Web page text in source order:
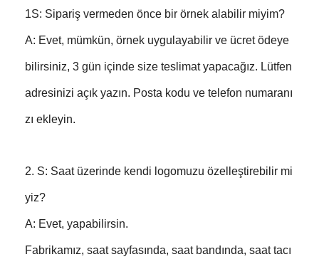
1S: Sipariş vermeden önce bir örnek alabilir miyim?
A: Evet, mümkün, örnek uygulayabilir ve ücret ödeye
bilirsiniz, 3 gün içinde size teslimat yapacağız. Lütfen
adresinizi açık yazın. Posta kodu ve telefon numaranı
zı ekleyin.
2. S: Saat üzerinde kendi logomuzu özelleştirebilir mi
yiz?
A: Evet, yapabilirsin.
Fabrikamız, saat sayfasında, saat bandında, saat tacı